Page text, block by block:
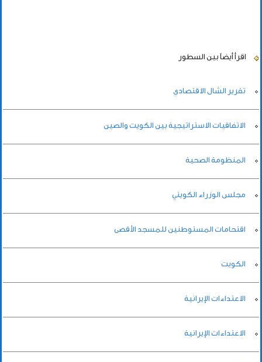
اقرأ أيضاً بين السطور
تقرير الشال الاقتصادي
الاتفاقيات الاستراتيجية بين الكويت والصين
المنظومة الصحية
مجلس الوزراء الكويتي
اقتحامات المستوطنين للمسجد الأقصى
الكويت
الاعتداءات الإيرانية
الاعتداءات الإيرانية